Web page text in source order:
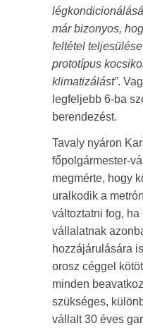
már bizonyos,
feltétel
prototípus
klimatizálást”.
legfeljebb 6-ba
berendezést.
Tavaly nyáron
főpolgármester-
megmérte, hogy
uralkodik a
változtatni fog, ha
vállalatnak
hozzájárulására
orosz céggel
minden
szükséges,
vállalt 30 éves